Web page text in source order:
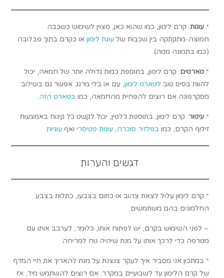
*עוגות: קרם לימון, כמו שהוא כאן, מצוין לשימוש כשכבה
חמוצה-מתקתקה בין שכבות של עוגת לימון או כקרם בתוך פבלובה
(כמו בתמונה מטה).
*טארטים: קרם לימון, בתוספת כמות גדולה יותר של חמאה, יכול
להוות בסיס טוב לטארט לימון, עם או בלי מרנג. אפשר גם בשילוב
מסקרפונה אם רוצים להפחית מהחמאה, כמובטארט הזה.
*עיטור: קרם לימון, בתוספת ג’לטין, יכול לקשט כל קינוח באמצעות
זילוף הקרם, כמובפלזיר סוכרה, עוגות פטיסרי ואף עוגיות.
דגשים והערות
* קרם לימון עלול לצאת צהוב או כתום בצבעו, כתלות בצבע
החלמונים בהם משתמשים.
– לפני השימוש בקרם, יש לפתוח אותו, כלומר, לערבב אותו עם
מטרפה כדי לרכך אותו על מנת שיהיה נוח למריחה.
* במתכון אני מסביר איך לעקר צנצנת על מנת להאריך את חיי המדף
של קרם הלימון עד לשבועיים במקרר. אם רוצים להשתמש מיד, אז